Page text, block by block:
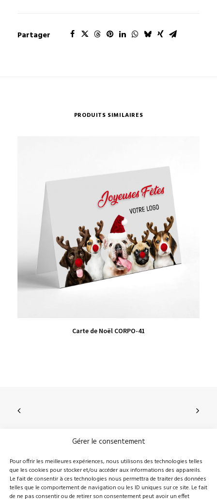
Gérer le consentement
Pour offrir les meilleures expériences, nous utilisons des technologies telles
que les cookies pour stocker et/ou accéder aux informations des appareils.
Le fait de consentir à ces technologies nous permettra de traiter des données
telles que le comportement de navigation ou les ID uniques sur ce site. Le fait
de ne pas consentir ou de retirer son consentement peut avoir un effet
Partager
PRODUITS SIMILAIRES
VIEW PRODUCT
Carte de Noël CORPO-41
210, rue Principale, Vallée-Jonction (Qc), G0S 3J0
418 389-8899info@novalie.ca